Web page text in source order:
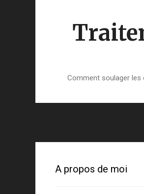
Comment soulager les
A propos de moi